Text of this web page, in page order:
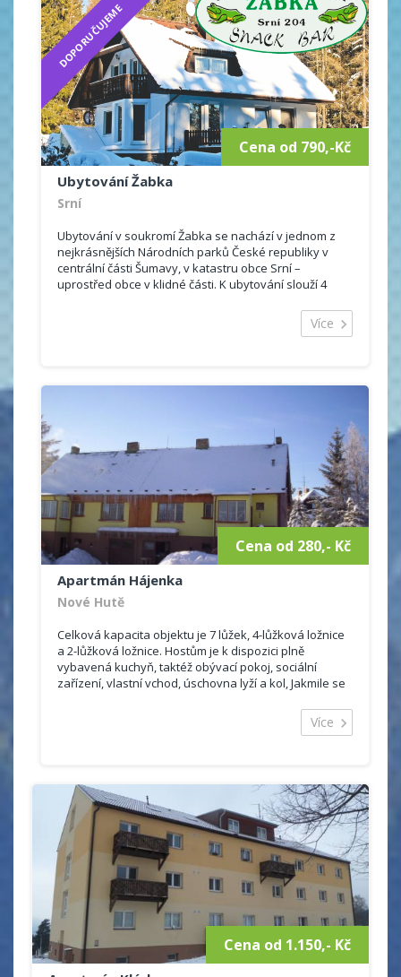
DOPORUČUJEME
Cena od 790,-Kč
Ubytování Žabka
Srní
Ubytování v soukromí Žabka se nachází v jednom z
nejkrásnějších Národních parků České republiky v
centrální části Šumavy, v katastru obce Srní –
uprostřed obce v klidné části. K ubytování slouží 4
Více
Cena od 280,- Kč
Apartmán Hájenka
Nové Hutě
Celková kapacita objektu je 7 lůžek, 4-lůžková ložnice
a 2-lůžková ložnice. Hostům je k dispozici plně
vybavená kuchyň, taktéž obývací pokoj, sociální
zařízení, vlastní vchod, úschovna lyží a kol, Jakmile se
Více
Cena od 1.150,- Kč